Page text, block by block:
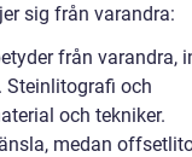
sig från varandra:
från varandra,
Steinlitografi och
och tekniker.
medan